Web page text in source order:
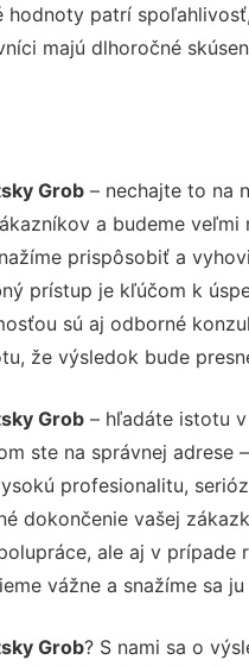
hodnoty patrí
majú dlhoročné
Grob– nechajte to na
a budeme veľmi
prispôsobiť a
prístup je kľúčom k
sú aj odborné
že výsledok bude
Grob– hľadáte istotu v
ste na správnej adrese
profesionalitu,
dokončenie vašej
ale aj v prípade
vážne a snažíme sa
Grob? S nami sa o